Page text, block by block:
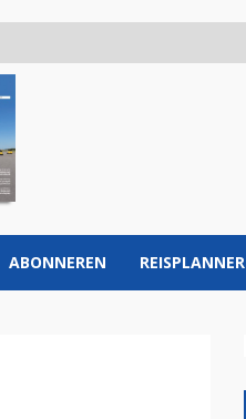
ABONNEREN REISPLANNER